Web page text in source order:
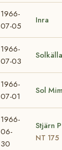
1966-
07-05
Inra
1966-
07-03
Solkälla
1966-
07-01
Sol
1966-
06-
30
Stjärn
NT 175